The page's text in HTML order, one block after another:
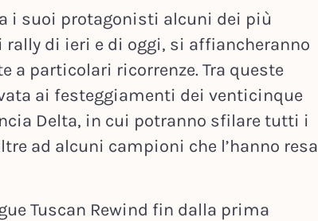
i suoi protagonisti alcuni dei più
di ieri e di oggi, si affiancheranno
a particolari ricorrenze. Tra queste
ai festeggiamenti dei venticinque
Delta, in cui potranno sfilare tutti i
ad alcuni campioni che l’hanno resa
Tuscan Rewind fin dalla prima